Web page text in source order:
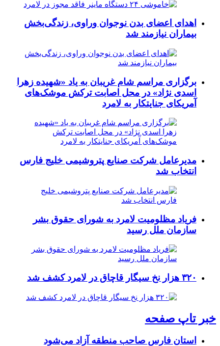
اهدای اعضای بدن نوجوان وراوی، زندگی‌بخش
بیماران نیازمند شد
برگزاری مراسم شام غریبان به یاد «شهیده زهرا
اسدی نژاد» در محل اصابت ترکش موشک‌های
آمریکای جنایتکار به لامرد
مدیرعامل شرکت صنایع پتروشیمی خلیج فارس
انتخاب شد
فریاد مظلومیت لامرد به شورای حقوق بشر
سازمان ملل رسید
۳۲۰ هزار نخ سیگار قاچاق در لامرد کشف شد
خبر تاپ صفحه
استان فارس صاحب منطقه آزاد می‌شود